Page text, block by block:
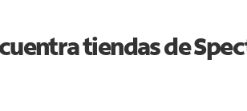
tiendas de